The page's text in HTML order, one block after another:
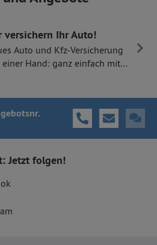
versichern Ihr Auto!
Auto und Kfz-Versicherung
einer Hand: ganz einfach mit
Jetzt folgen!